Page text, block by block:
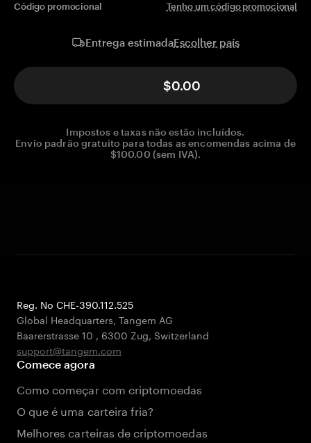
Código promocional Tenho um código promocional
Entrega estimadaEscolher país
$0.00
Impostos e taxas não estão incluídos.
Envio padrão gratuito para todas as encomendas acima de
$100.00 (sem IVA).
Reg. No CHE-390.112.525
Global Headquarters, Tangem AG
Baarerstrasse 10 , 6300 Zug, Switzerland
support@tangem.com
Comece agora
Como começar com criptomoedas
O que é uma carteira fria?
Melhores carteiras de criptomoedas